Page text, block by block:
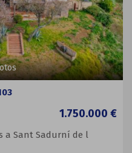
1.750.000 €
a Sant Sadurní de l